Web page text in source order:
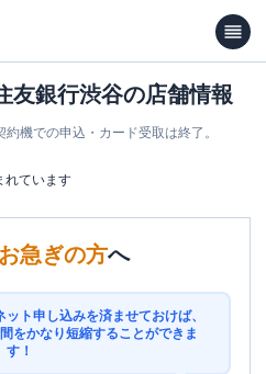
友銀行渋谷の店舗情報
機での申込・カード受取は終了。
れています
お急ぎの方へ
ト申し込みを済ませておけば、
をかなり短縮することができま
す！